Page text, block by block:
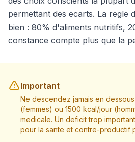
permettant des ecarts. La regle
bien : 80% d'aliments nutritifs,
constance compte plus que la
Important
Ne descendez jamais en
(femmes) ou 1500 kcal/jour
medicale. Un deficit trop
pour la sante et contre-productif